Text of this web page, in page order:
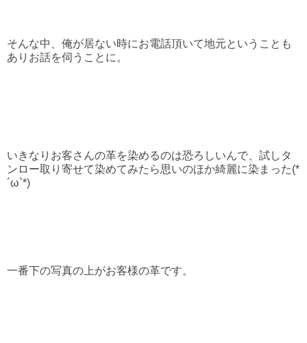
そんな中、俺が居ない時にお電話頂いて地元ということも
ありお話を伺うことに。
いきなりお客さんの革を染めるのは恐ろしいんで、試しタ
ンロー取り寄せて染めてみたら思いのほか綺麗に染まった(*
´ω`*)
一番下の写真の上がお客様の革です。